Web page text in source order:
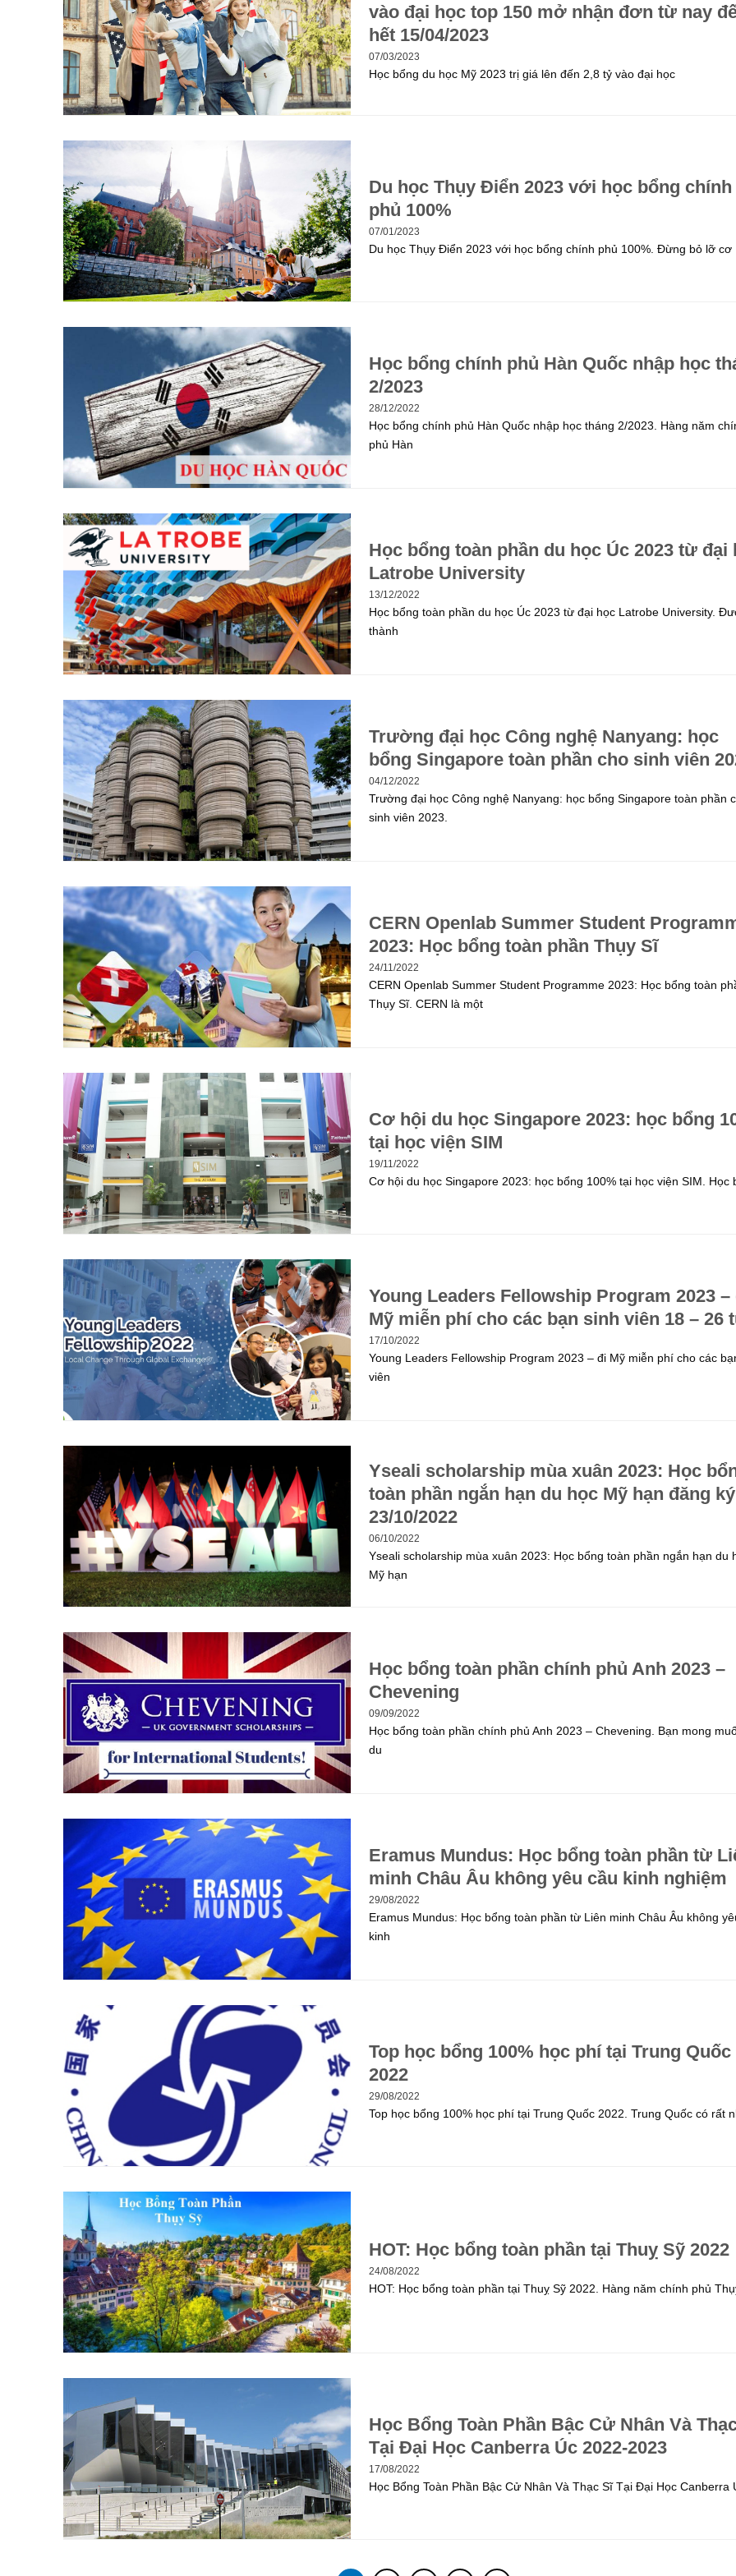
vào đại học top 150 mở nhận đơn từ nay
hết 15/04/2023
07/03/2023
Học bổng du học Mỹ 2023 trị giá lên đến 2,8 tỷ vào đại học
Du học Thụy Điển 2023 với học bổng chính
phủ 100%
07/01/2023
Du học Thụy Điển 2023 với học bổng chính phủ 100%. Đừng bỏ lỡ cơ
Học bổng chính phủ Hàn Quốc nhập học
2/2023
28/12/2022
Học bổng chính phủ Hàn Quốc nhập học tháng 2/2023. Hàng năm
phủ Hàn
Học bổng toàn phần du học Úc 2023 từ đại
Latrobe University
13/12/2022
Học bổng toàn phần du học Úc 2023 từ đại học Latrobe University.
thành
Trường đại học Công nghệ Nanyang: học
bổng Singapore toàn phần cho sinh viên
04/12/2022
Trường đại học Công nghệ Nanyang: học bổng Singapore toàn phần
sinh viên 2023.
CERN Openlab Summer Student
2023: Học bổng toàn phần Thụy Sĩ
24/11/2022
CERN Openlab Summer Student Programme 2023: Học bổng toàn
Thụy Sĩ. CERN là một
Cơ hội du học Singapore 2023: học bổng
tại học viện SIM
19/11/2022
Cơ hội du học Singapore 2023: học bổng 100% tại học viện SIM. Học
Young Leaders Fellowship Program 2023 –
Mỹ miễn phí cho các bạn sinh viên 18 – 26
17/10/2022
Young Leaders Fellowship Program 2023 – đi Mỹ miễn phí cho các
viên
Yseali scholarship mùa xuân 2023: Học
toàn phần ngắn hạn du học Mỹ hạn đăng ký
23/10/2022
06/10/2022
Yseali scholarship mùa xuân 2023: Học bổng toàn phần ngắn hạn du
Mỹ hạn
Học bổng toàn phần chính phủ Anh 2023 –
Chevening
09/09/2022
Học bổng toàn phần chính phủ Anh 2023 – Chevening. Bạn mong
du
Eramus Mundus: Học bổng toàn phần từ
minh Châu Âu không yêu cầu kinh nghiệm
29/08/2022
Eramus Mundus: Học bổng toàn phần từ Liên minh Châu Âu không
kinh
Top học bổng 100% học phí tại Trung Quốc
2022
29/08/2022
Top học bổng 100% học phí tại Trung Quốc 2022. Trung Quốc có rất
HOT: Học bổng toàn phần tại Thuỵ Sỹ 2022
24/08/2022
HOT: Học bổng toàn phần tại Thuỵ Sỹ 2022. Hàng năm chính phủ
Học Bổng Toàn Phần Bậc Cử Nhân Và
Tại Đại Học Canberra Úc 2022-2023
17/08/2022
Học Bổng Toàn Phần Bậc Cử Nhân Và Thạc Sĩ Tại Đại Học Canberra